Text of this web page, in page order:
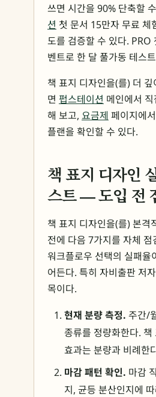
쓰면 시간을 90% 단축할
션 첫 문서 15만자 무료 체
도를 검증할 수 있다. PRO
벤트로 한 달 풀가동 테스
책 표지 디자인을(를) 더
면 펍스테이션 메인에서
해 보고, 요금제 페이지에
플랜을 확인할 수 있다.
책 표지 디자인
스트 — 도입 전
책 표지 디자인을(를) 본격
전에 다음 7가지를 자체 점
워크플로우 선택의 실패율
어든다. 특히 자비출판 저
목이다.
현재 분량 측정. 주간/
종류를 정량화한다. 책
효과는 분량과 비례한
마감 패턴 확인. 마감
지, 균등 분산인지에